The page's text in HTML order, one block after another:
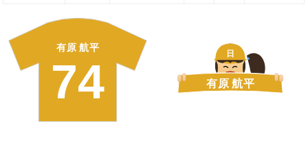
有原 航平
74
日
有原 航平